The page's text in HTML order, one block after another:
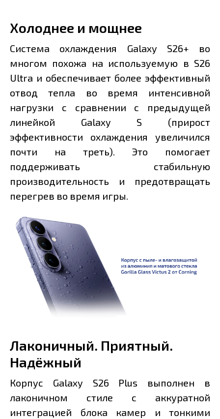
Холоднее и мощнее
Система охлаждения Galaxy S26+ во
многом похожа на используемую в S26
Ultra и обеспечивает более эффективный
отвод тепла во время интенсивной
нагрузки с сравнении с предыдущей
линейкой Galaxy S (прирост
эффективности охлаждения увеличился
почти на треть). Это помогает
поддерживать стабильную
производительность и предотвращать
перегрев во время игры.
Лаконичный. Приятный.
Надёжный
Корпус Galaxy S26 Plus выполнен в
лаконичном стиле с аккуратной
интеграцией блока камер и тонкими